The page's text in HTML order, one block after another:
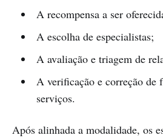
A recompensa a ser
A escolha de especialistas;
A avaliação e triagem de
A verificação e correção de
serviços.
Após alinhada a modalidade, os